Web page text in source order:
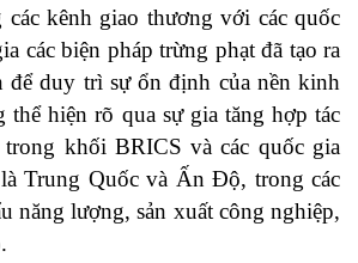
kênh giao thương với các quốc
các biện pháp trừng phạt đã tạo ra
để duy trì sự ổn định của nền kinh
thể hiện rõ qua sự gia tăng hợp tác
khối BRICS và các quốc gia
Trung Quốc và Ấn Độ, trong các
năng lượng, sản xuất công nghiệp,